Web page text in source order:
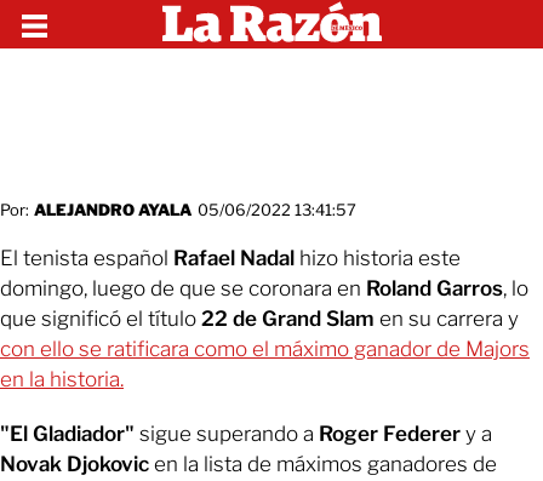
Por: ALEJANDRO AYALA 05/06/2022 13:41:57
El tenista español Rafael Nadal hizo historia este
domingo, luego de que se coronara en Roland Garros, lo
que significó el título 22 de Grand Slam en su carrera y
con ello se ratificara como el máximo ganador de Majors
en la historia.
"El Gladiador" sigue superando a Roger Federer y a
Novak Djokovic en la lista de máximos ganadores de